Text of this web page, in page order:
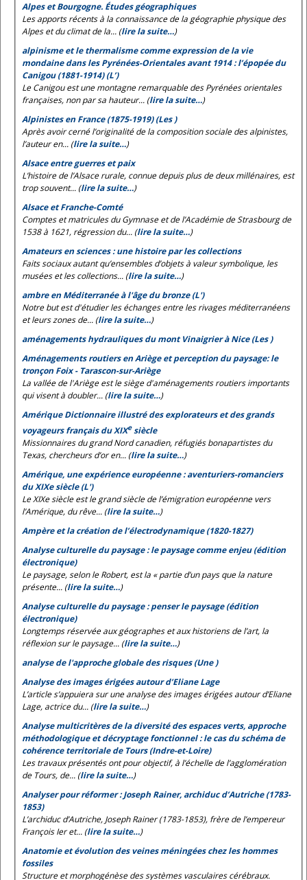
Alpes et Bourgogne. Études géographiques
Les apports récents à la connaissance de la géographie physique des
Alpes et du climat de la... (lire la suite…)
alpinisme et le thermalisme comme expression de la vie
mondaine dans les Pyrénées-Orientales avant 1914 : l’épopée du
Canigou (1881-1914) (L’)
Le Canigou est une montagne remarquable des Pyrénées orientales
françaises, non par sa hauteur... (lire la suite…)
Alpinistes en France (1875-1919) (Les )
Après avoir cerné l’originalité de la composition sociale des alpinistes,
l’auteur en... (lire la suite…)
Alsace entre guerres et paix
L’histoire de l’Alsace rurale, connue depuis plus de deux millénaires, est
trop souvent... (lire la suite…)
Alsace et Franche-Comté
Comptes et matricules du Gymnase et de l’Académie de Strasbourg de
1538 à 1621, régression du... (lire la suite…)
Amateurs en sciences : une histoire par les collections
Faits sociaux autant qu’ensembles d’objets à valeur symbolique, les
musées et les collections... (lire la suite…)
ambre en Méditerranée à l'âge du bronze (L')
Notre but est d'étudier les échanges entre les rivages méditerranéens
et leurs zones de... (lire la suite…)
aménagements hydrauliques du mont Vinaigrier à Nice (Les )
Aménagements routiers en Ariège et perception du paysage: le
tronçon Foix - Tarascon-sur-Ariège
La vallée de l'Ariège est le siège d'aménagements routiers importants
qui visent à doubler... (lire la suite…)
Amérique Dictionnaire illustré des explorateurs et des grands
voyageurs français du XIXesiècle
Missionnaires du grand Nord canadien, réfugiés bonapartistes du
Texas, chercheurs d’or en... (lire la suite…)
Amérique, une expérience européenne : aventuriers-romanciers
du XIXe siècle (L')
Le XIXe siècle est le grand siècle de l’émigration européenne vers
l’Amérique, du rêve... (lire la suite…)
Ampère et la création de l’électrodynamique (1820-1827)
Analyse culturelle du paysage : le paysage comme enjeu (édition
électronique)
Le paysage, selon leRobert, est la « partie d’un pays que la nature
présente... (lire la suite…)
Analyse culturelle du paysage : penser le paysage (édition
électronique)
Longtemps réservée aux géographes et aux historiens de l’art, la
réflexion sur le paysage... (lire la suite…)
analyse de l'approche globale des risques (Une )
Analyse des images érigées autour d’Eliane Lage
L’article s’appuiera sur une analyse des images érigées autour d’Eliane
Lage, actrice du... (lire la suite…)
Analyse multicritères de la diversité des espaces verts, approche
méthodologique et décryptage fonctionnel : le cas du schéma de
cohérence territoriale de Tours (Indre-et-Loire)
Les travaux présentés ont pour objectif, à l’échelle de l’agglomération
de Tours, de... (lire la suite…)
Analyser pour réformer : Joseph Rainer, archiduc d’Autriche (1783-
1853)
L’archiduc d’Autriche, Joseph Rainer (1783-1853), frère de l’empereur
François Ier et... (lire la suite…)
Anatomie et évolution des veines méningées chez les hommes
fossiles
Structure et morphogénèse des systèmes vasculaires cérébraux.